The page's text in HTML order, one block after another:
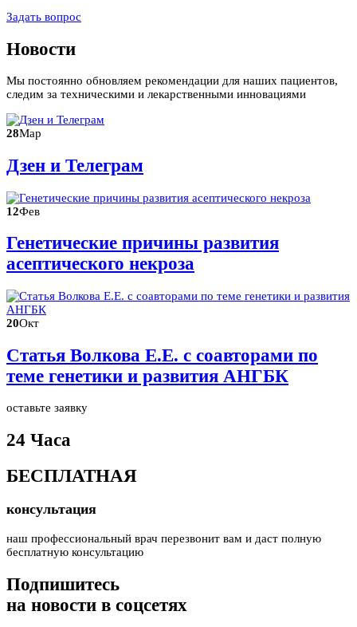
Задать вопрос
Новости
Мы постоянно обновляем рекомендации для наших пациентов,
следим за техническими и лекарственными инновациями
28Мар
Дзен и Телеграм
12Фев
Генетические причины развития
асептического некроза
20Окт
Статья Волкова Е.Е. с соавторами по
теме генетики и развития АНГБК
оставьте заявку
24 Часа
БЕСПЛАТНАЯ
консультация
наш профессиональный врач перезвонит вам и даст полную
бесплатную консультацию
Подпишитесь
на новости в соцсетях